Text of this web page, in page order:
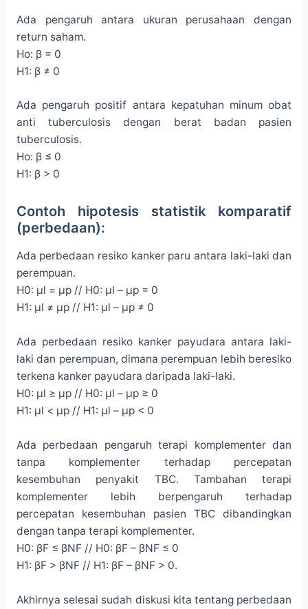
Ada pengaruh antara ukuran perusahaan dengan
return saham.
Ho: β = 0
H1: β ≠ 0
Ada pengaruh positif antara kepatuhan minum obat
anti tuberculosis dengan berat badan pasien
tuberculosis.
Ho: β ≤ 0
H1: β > 0
Contoh hipotesis statistik komparatif
(perbedaan):
Ada perbedaan resiko kanker paru antara laki-laki dan
perempuan.
H0: μl = μp // H0: μl – μp = 0
H1: μl ≠ μp // H1: μl – μp ≠ 0
Ada perbedaan resiko kanker payudara antara laki-
laki dan perempuan, dimana perempuan lebih beresiko
terkena kanker payudara daripada laki-laki.
H0: μl ≥ μp // H0: μl – μp ≥ 0
H1: μl < μp // H1: μl – μp < 0
Ada perbedaan pengaruh terapi komplementer dan
tanpa komplementer terhadap percepatan
kesembuhan penyakit TBC. Tambahan terapi
komplementer lebih berpengaruh terhadap
percepatan kesembuhan pasien TBC dibandingkan
dengan tanpa terapi komplementer.
H0: βF ≤ βNF // H0: βF – βNF ≤ 0
H1: βF > βNF // H1: βF – βNF > 0.
Akhirnya selesai sudah diskusi kita tentang perbedaan